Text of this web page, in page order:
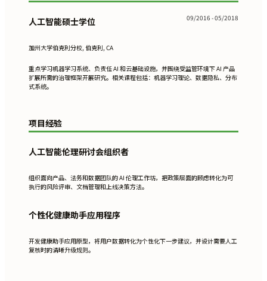
人工智能硕士学位 09/2016 - 05/2018
加州大学伯克利分校, 伯克利, CA
重点学习机器学习系统、负责任 AI 和云基础设施，并围绕受监管环境下 AI 产品
扩展所需的治理框架开展研究。相关课程包括：机器学习理论、数据隐私、分布
式系统。
项目经验
人工智能伦理研讨会组织者
组织面向产品、法务和数据团队的 AI 伦理工作坊，把政策层面的顾虑转化为可
执行的风险评审、文档管理和上线决策方法。
个性化健康助手应用程序
开发健康助手应用原型，将用户数据转化为个性化下一步建议，并设计需要人工
复核时的清晰升级规则。